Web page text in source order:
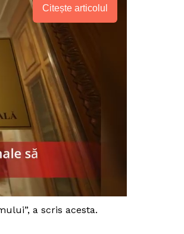
Citește articolul
a scris acesta.